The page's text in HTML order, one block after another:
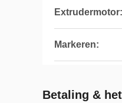
Extrudermotor:
Markeren:
Betaling &